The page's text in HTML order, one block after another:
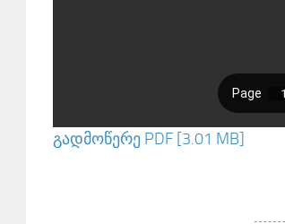
გადმოწერე PDF [3.01 MB]